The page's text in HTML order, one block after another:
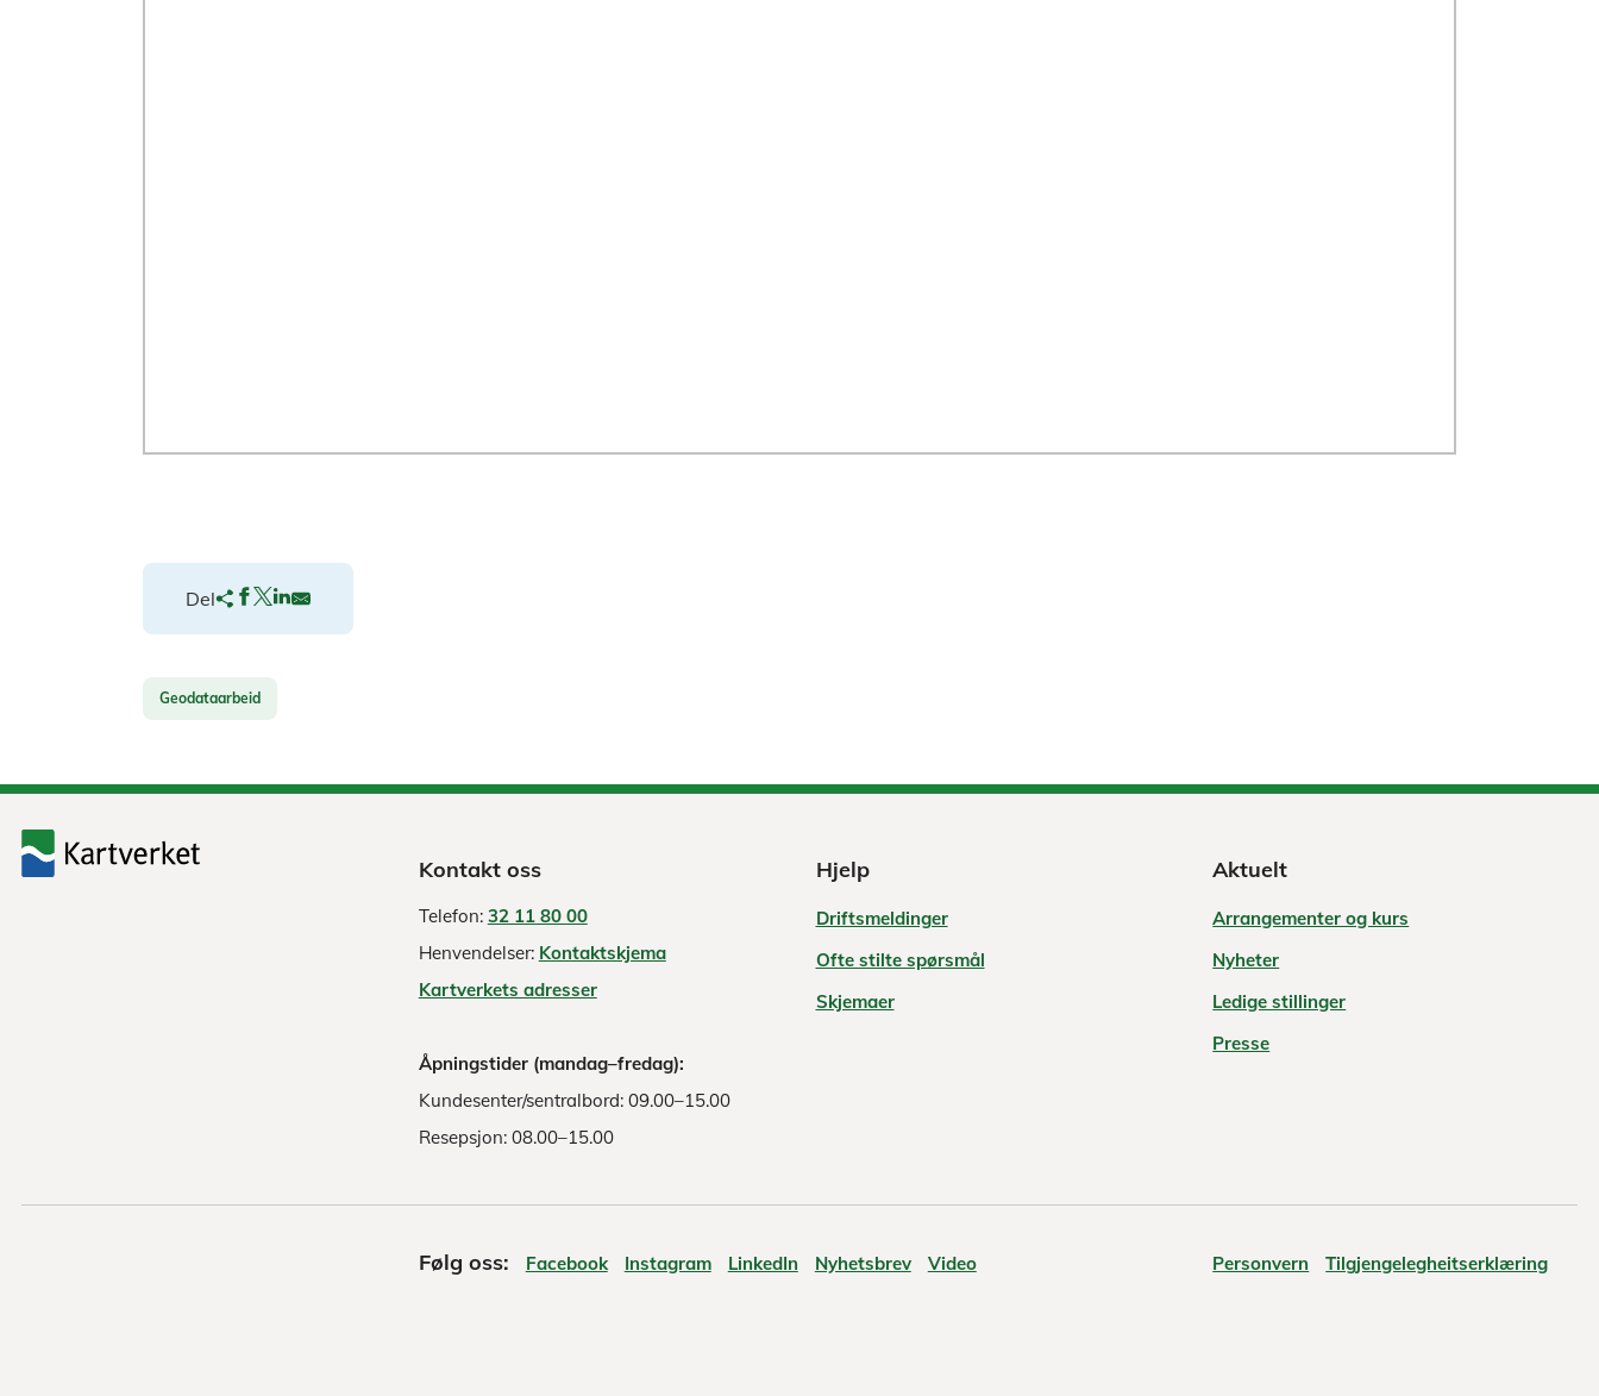
Del
Geodataarbeid
Kontakt oss
Telefon: 32 11 80 00
Henvendelser: Kontaktskjema
Kartverkets adresser
Åpningstider (mandag–fredag):
Kundesenter/sentralbord: 09.00–15.00
Resepsjon: 08.00–15.00
Hjelp
Driftsmeldinger
Ofte stilte spørsmål
Skjemaer
Aktuelt
Arrangementer og kurs
Nyheter
Ledige stillinger
Presse
Følg oss: Facebook Instagram LinkedIn Nyhetsbrev Video Personvern Tilgjengelegheitserklæring